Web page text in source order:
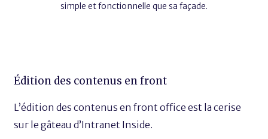
simple et fonctionnelle que sa façade.
Édition des contenus en front
L’édition des contenus en front office est la cerise
sur le gâteau d’Intranet Inside.